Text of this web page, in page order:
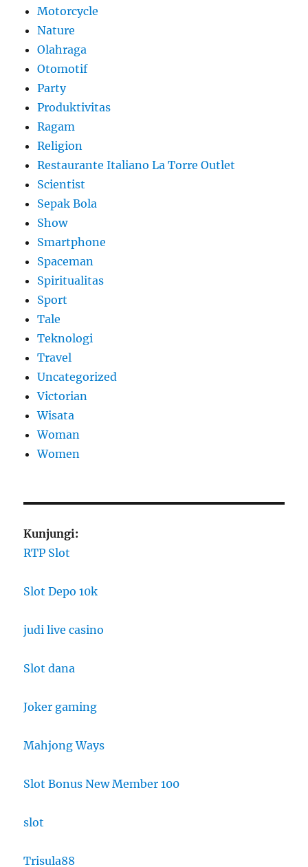
Motorcycle
Nature
Olahraga
Otomotif
Party
Produktivitas
Ragam
Religion
Restaurante Italiano La Torre Outlet
Scientist
Sepak Bola
Show
Smartphone
Spaceman
Spiritualitas
Sport
Tale
Teknologi
Travel
Uncategorized
Victorian
Wisata
Woman
Women
Kunjungi:
RTP Slot
Slot Depo 10k
judi live casino
Slot dana
Joker gaming
Mahjong Ways
Slot Bonus New Member 100
slot
Trisula88